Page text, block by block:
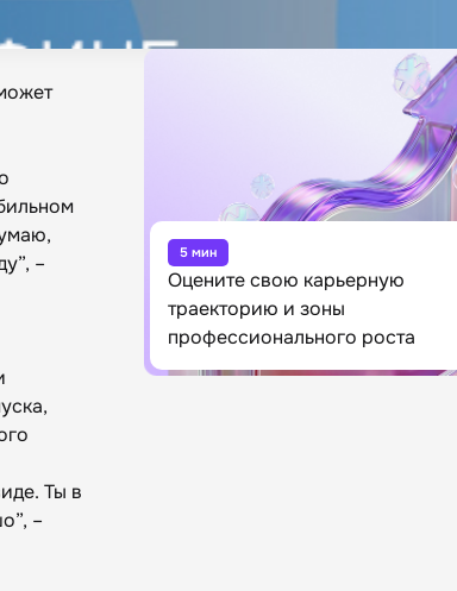
–
Ты в
–
Оцените свою карьерную
траекторию и зоны
профессионального роста
5 мин